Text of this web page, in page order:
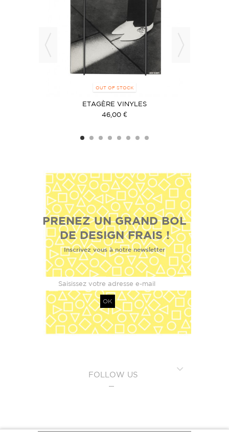
OUT OF STOCK
ETAGÈRE VINYLES
46,00 €
PRENEZ UN GRAND BOL
DE DESIGN FRAIS !
Inscrivez vous à notre newsletter
OK
FOLLOW US